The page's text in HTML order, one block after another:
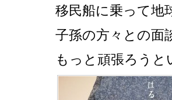
移民船に乗って地
子孫の方々との面
もっと頑張ろう